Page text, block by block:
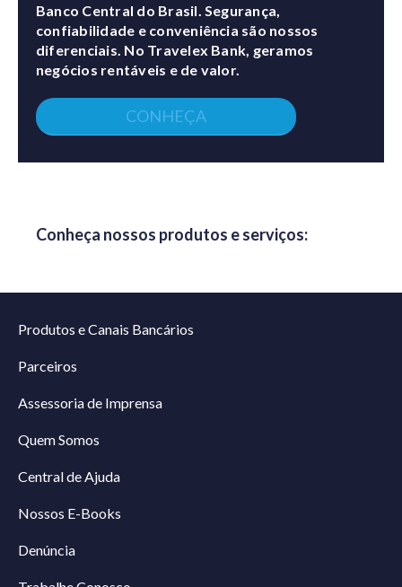
Banco Central do Brasil. Segurança,
confiabilidade e conveniência são nossos
diferenciais. No Travelex Bank, geramos
negócios rentáveis e de valor.
CONHEÇA
Conheça nossos produtos e serviços:
Produtos e Canais Bancários
Parceiros
Assessoria de Imprensa
Quem Somos
Central de Ajuda
Nossos E-Books
Denúncia